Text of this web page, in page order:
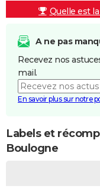
Quelle est
A ne pas
Recevez nos
mail.
En savoir plus sur notre
Labels et
Boulogne